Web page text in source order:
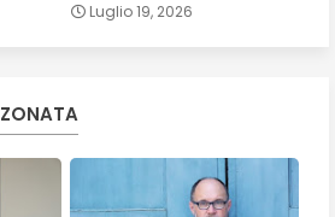
Luglio 19, 2026